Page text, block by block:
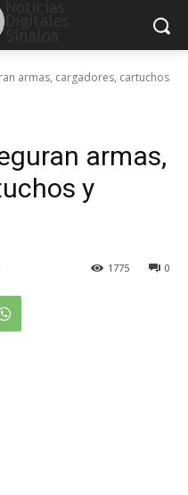
armas, cargadores, cartuchos
armas,
y
0
1775